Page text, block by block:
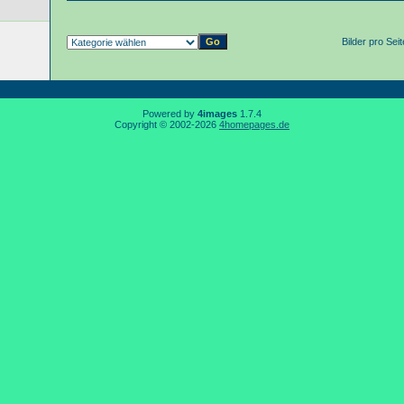
Bilder pro
Powered by 4images 1.7.4
Copyright © 2002-2026 4homepages.de